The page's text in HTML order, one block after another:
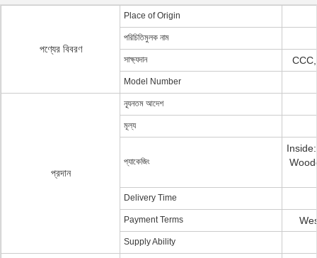
পণ্যের বিবরণ
Place of Origin
পরিচিতিমুলক নাম
সাক্ষ্যদান
Model Number
প্রদান
ন্যূনতম আদেশ
মূল্য
প্যাকেজিং
Delivery Time
Payment Terms
Supply Ability